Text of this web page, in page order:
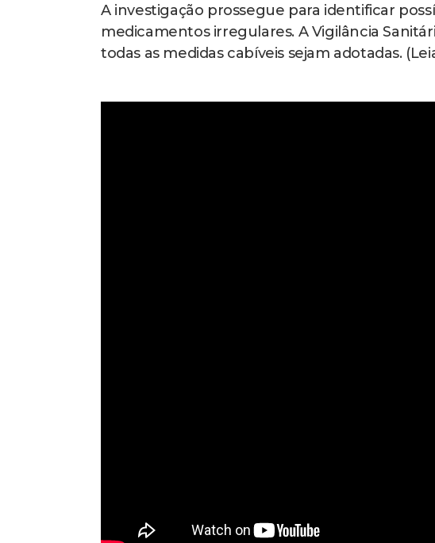
A investigação prossegue para identificar
medicamentos irregulares. A Vigilância
todas as medidas cabíveis sejam adotadas.